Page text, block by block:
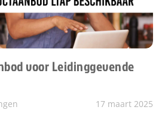
voor Leidinggevende
17 maart 2025